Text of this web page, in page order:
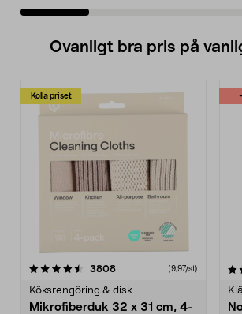
Ovanligt bra pris på
Kolla priset
3808recensioner (9,97/st)
Köksrengöring & disk
Mikrofiberduk 32 x 31 cm, 4-
4.0av 5 stjärnor